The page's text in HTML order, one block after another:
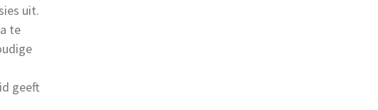
uit.
te
geeft